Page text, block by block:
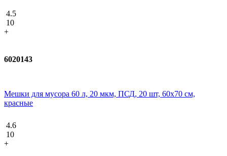
4.5
10
+
6020143
Мешки для мусора 60 л, 20 мкм, ПСД, 20 шт, 60х70 см,
красные
4.6
10
+